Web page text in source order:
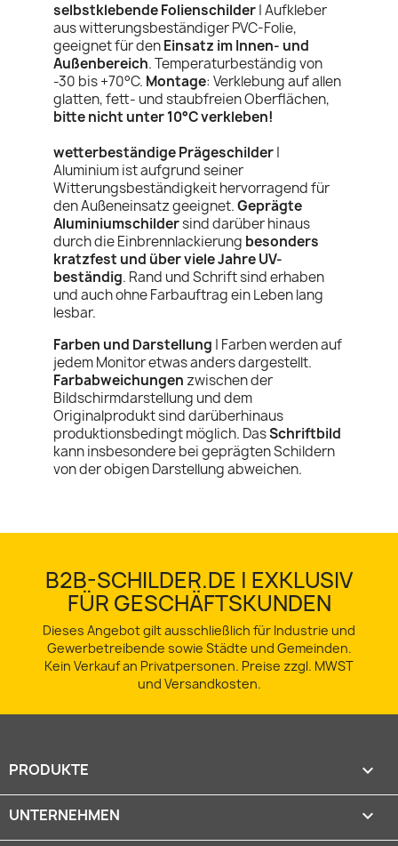
selbstklebende Folienschilder| Aufkleber
aus witterungsbeständiger PVC-Folie,
geeignet für denEinsatz im Innen- und
Außenbereich. Temperaturbeständig von
-30 bis +70°C. Montage: Verklebung auf allen
glatten, fett- und staubfreien Oberflächen,
bitte nicht unter 10°C verkleben!
wetterbeständige Prägeschilder|
Aluminium ist aufgrund seiner
Witterungsbeständigkeit hervorragend für
den Außeneinsatz geeignet.Geprägte
Aluminiumschildersind darüber hinaus
durch die Einbrennlackierung besonders
kratzfest und über viele Jahre UV-
beständig. Rand und Schrift sind erhaben
und auch ohne Farbauftrag ein Leben lang
lesbar.
Farben und Darstellung | Farben werden auf
jedem Monitor etwas anders dargestellt.
Farbabweichungen zwischen der
Bildschirmdarstellung und dem
Originalprodukt sind darüberhinaus
produktionsbedingt möglich. DasSchriftbild
kann insbesondere bei geprägten Schildern
von der obigen Darstellung abweichen.
B2B-SCHILDER.DE | EXKLUSIV
FÜR GESCHÄFTSKUNDEN
Dieses Angebot gilt ausschließlich für Industrie und
Gewerbetreibende sowie Städte und Gemeinden.
Kein Verkauf an Privatpersonen. Preise zzgl. MWST
und Versandkosten.
PRODUKTE 
UNTERNEHMEN 